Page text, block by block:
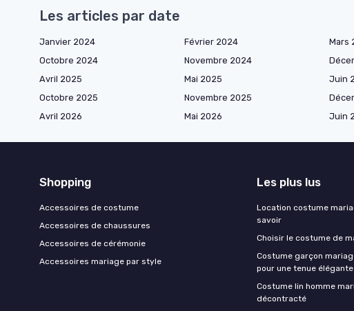
Les articles par date
Janvier 2024 Février 2024 Mars
Octobre 2024
Novembre 2024
Avril 2025
Mai 2025 Juin
Octobre 2025
Novembre 2025
Avril 2026
Mai 2026 Juin
Shopping
Accessoires de costume
Accessoires de chaussures
Accessoires de cérémonie
Accessoires mariage par style
Les plus lus
Location costume
savoir
Choisir le costume de
Costume garçon
pour une tenue élégante
Costume lin homme
décontracté